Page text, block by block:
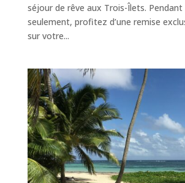
séjour de rêve aux Trois-Îlets. Pendant
seulement, profitez d’une remise
sur votre...